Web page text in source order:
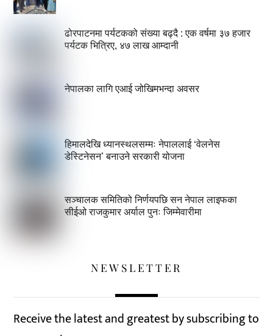
ढोरपाटनमा पर्यटकको संख्या बढ्दै : एक वर्षमा ३७ हजार
पर्यटक भित्रिए, ४७ लाख आम्दानी
नेपालका लागि एआई जोखिमभन्दा अवसर
हिमालदेखि ध्यानस्थलसम्मः नेपाललाई ‘वेलनेस
डेस्टिनेसन’ बनाउने सरकारी योजना
सञ्चालक समितिको निर्णयपछि सन नेपाल लाइफका
सीईओ राजकुमार अर्याल पुनः जिम्मेवारीमा
NEWSLETTER
Receive the latest and greatest by subscribing to